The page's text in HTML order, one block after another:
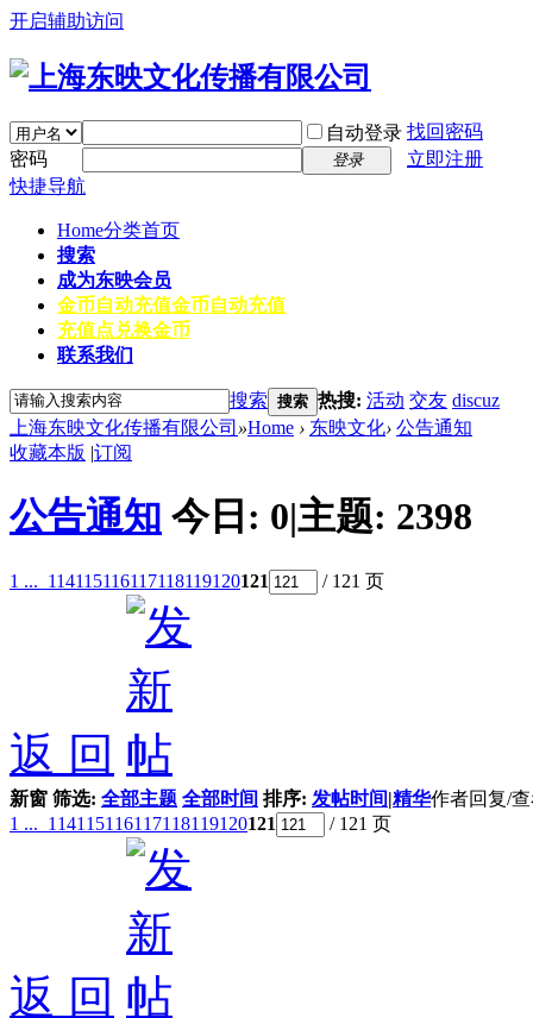
开启辅助访问
自动登录 找回密码
密码
登录
立即注册
快捷导航
Home分类首页
搜索
成为东映会员
金币自动充值金币自动充值
充值点兑换金币
联系我们
搜索 搜索 热搜: 活动 交友 discuz
上海东映文化传播有限公司 »Home › 东映文化› 公告通知
收藏本版 |订阅
公告通知 今日: 0|主题: 2398
1 ... 114115116117118119120121 / 121 页
返 回
新窗 筛选: 全部主题 全部时间 排序: 发帖时间|精华作者回复/
1 ... 114115116117118119120121 / 121 页
返 回